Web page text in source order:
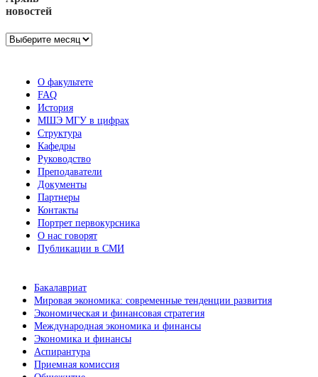
новостей
Архив
О факультете
FAQ
История
МШЭ МГУ в цифрах
Структура
Кафедры
Руководство
Преподаватели
Документы
Партнеры
Контакты
Портрет первокурсника
О нас говорят
Публикации в СМИ
Бакалавриат
Мировая экономика: современные тенденции развития
Экономическая и финансовая стратегия
Международная экономика и финансы
Экономика и финансы
Аспирантура
Приемная комиссия